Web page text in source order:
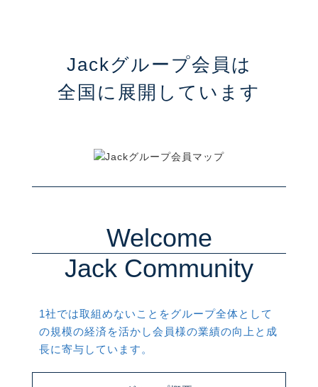
Jackグループ会員は
全国に展開しています
Welcome
Jack Community
1社では取組めないことをグループ全体として
の規模の経済を活かし会員様の業績の向上と成
長に寄与しています。